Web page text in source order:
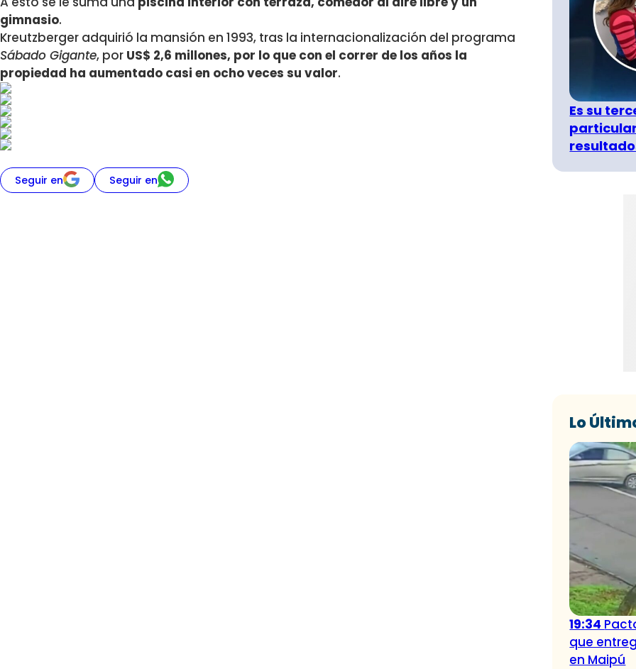
gimnasio.
Kreutzberger adquirió la mansión en 1993, tras la internacionalización del programa
Sábado Gigante, por US$ 2,6 millones, por lo que con el correr de los años la
propiedad ha aumentado casi en ocho veces su valor.
Seguir en Seguir en
Es su
Lo
19:34
que
en Maipú